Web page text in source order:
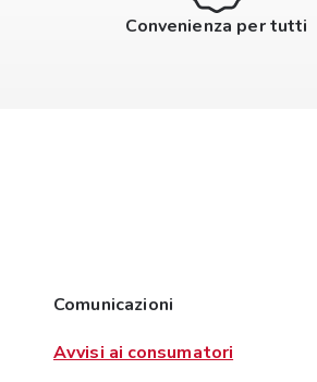
Convenienza per tutti
Comunicazioni
Avvisi ai consumatori